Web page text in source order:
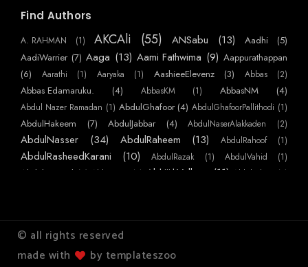
▼2016(2955)
(720)
► November(770)
►October (586)
▼ September (384)
ഒരു ആത്മത്യക്കുറി പ്പ്
പട്ടം
ഇന്നലെക്കണ്ട ഗ്രാമം
വരണമാല്യം
ബുദ്ധം ശരണം ഗച്ഛാമി
Find Authors
A. RAHMAN (1) AKCAli (55) ANSabu (13) Aadhi
(5)
AadiWarrier (7) Aaga (13) Aami Fathwima (9) Aappurathappan
(6)
Aarathi (1) Aaryaka (1) AashieeElevenz (3) Abbas (2)
Abbas Edamaruku. (4) AbbasKM (1) AbbasNM (4)
Abdul Nazer Ramadan (1) AbdulGhafoor (4) AbdulGhafoorPallithodi (1)
AbdulHakeem (7) AbdulJabbar (4) AbdulNaserAlakkaden (2)
AbdulNasser (34) AbdulRaheem (13) AbdulRahoof (1)
AbdulRasheedKarani (10) AbdulRazak (1) AbdulVahid (1)
Abdulmajeed (7) AbhiKattor (1) AbhijithVelloor (11) AbhilashKP
(1)
AchuHelen (3) AchuVipin
AdarshMohanan (5) AdarshPRaj (2) AdharshKS
© all rights reserved
made with
by templateszoo